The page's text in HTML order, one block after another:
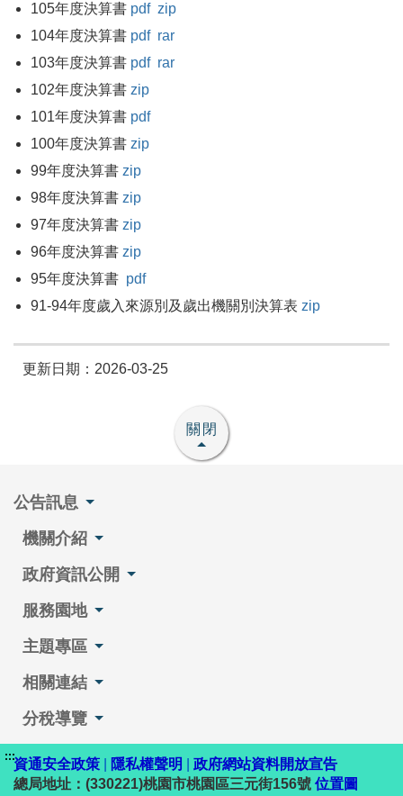
105年度決算書 pdf zip
104年度決算書 pdf rar
103年度決算書 pdf rar
102年度決算書 zip
101年度決算書 pdf
100年度決算書 zip
99年度決算書 zip
98年度決算書 zip
97年度決算書 zip
96年度決算書 zip
95年度決算書 pdf
91-94年度歲入來源別及歲出機關別決算表 zip
更新日期：2026-03-25
關閉
公告訊息
機關介紹
政府資訊公開
服務園地
主題專區
相關連結
分稅導覽
:::資通安全政策 隱私權聲明
政府網站資料開放宣告
總局地址：(330221)桃園市桃園區三元街156號 位置圖